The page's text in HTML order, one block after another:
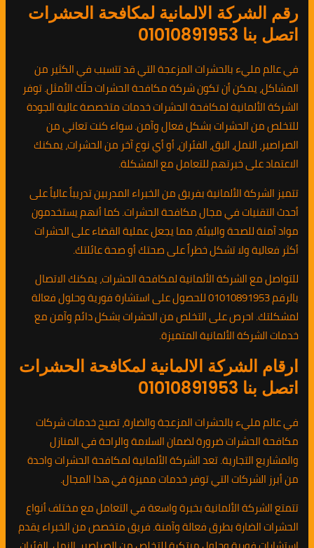
رقم الشركة الالمانية لمكافحة الحشرات
اتصل بنا 01010891953
في عالم مليء بالحشرات المزعجة التي قد تتسبب في الكثير من
المشاكل، يمكن أن تكون شركة مكافحة الحشرات حلّك الأمثل. توفر
الشركة الألمانية لمكافحة الحشرات خدمات متخصصة عالية الجودة
للتخلص من الحشرات بشكل فعال وآمن. سواء كنت تعاني من
الصراصير، النمل، البق، الفئران، أو أي نوع آخر من الحشرات، يمكنك
الاعتماد على خبرتهم للتعامل مع المشكلة.
تتميز الشركة الألمانية بفريق من الخبراء المدربين تدريباً عالياً على
أحدث التقنيات في مجال مكافحة الحشرات. كما أنهم يستخدمون
مواد آمنة للصحة والبيئة، مما يجعل عملية القضاء على الحشرات
أكثر فعالية ولا تشكل خطراً على صحتك أو صحة عائلتك.
للتواصل مع الشركة الألمانية لمكافحة الحشرات، يمكنك الاتصال
بالرقم 01010891953 للحصول على استشارة فورية وحلول فعالة
لمشكلتك. احرص على التخلص من الحشرات بشكل دائم وآمن مع
خدمات الشركة الألمانية المتميزة.
ارقام الشركة الالمانية لمكافحة الحشرات
اتصل بنا 01010891953
في عالم مليء بالحشرات المزعجة والضارة، تصبح خدمات شركات
مكافحة الحشرات ضرورة لضمان السلامة والراحة في المنازل
والمشاريع التجارية. تعد الشركة الألمانية لمكافحة الحشرات واحدة
من أبرز الشركات التي توفر خدمات مميزة في هذا المجال.
تتمتع الشركة الألمانية بخبرة واسعة في التعامل مع مختلف أنواع
الحشرات الضارة بطرق فعالة وآمنة. فريق متخصص من الخبراء يقدم